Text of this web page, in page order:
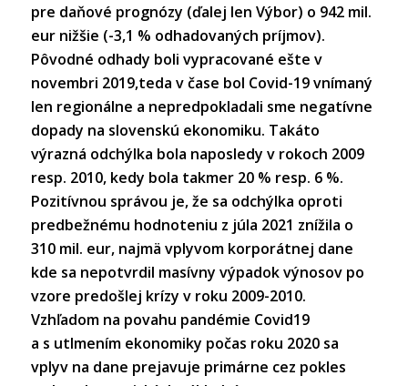
pre daňové prognózy (ďalej len Výbor) o 942 mil.
eur nižšie (-3,1 % odhadovaných príjmov).
Pôvodné odhady boli vypracované ešte v
novembri 2019,teda v čase bol Covid-19 vnímaný
len regionálne a nepredpokladali sme negatívne
dopady na slovenskú ekonomiku. Takáto
výrazná odchýlka bola naposledy v rokoch 2009
resp. 2010, kedy bola takmer 20 % resp. 6 %.
Pozitívnou správou je, že sa odchýlka oproti
predbežnému hodnoteniu z júla 2021 znížila o
310 mil. eur, najmä vplyvom korporátnej dane
kde sa nepotvrdil masívny výpadok výnosov po
vzore predošlej krízy v roku 2009-2010.
Vzhľadom na povahu pandémie Covid19
a s utlmením ekonomiky počas roku 2020 sa
vplyv na dane prejavuje primárne cez pokles